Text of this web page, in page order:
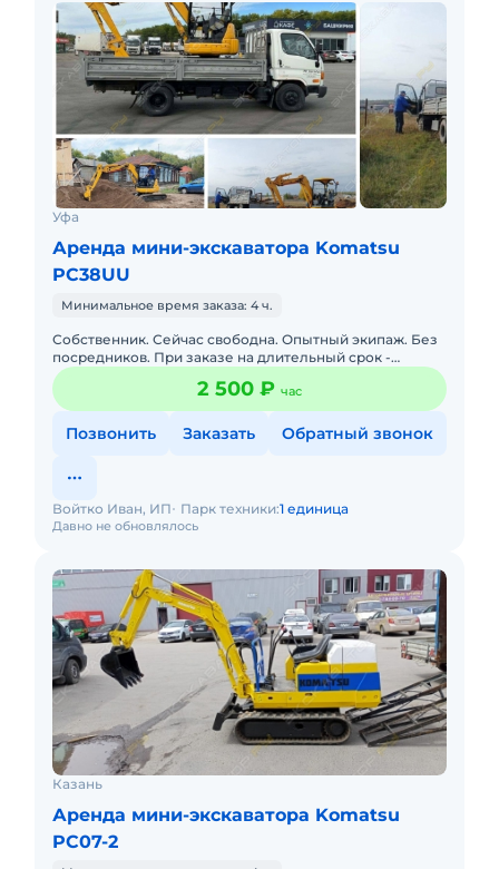
Уфа
Аренда мини-экскаватора Komatsu
PC38UU
Минимальное время заказа: 4 ч.
Собственник. Сейчас свободна. Опытный экипаж. Без
посредников. При заказе на длительный срок -
скидки. Подача в день заказа. Долгосрочная аренда.
Наличный и без
2 500 ₽ час
Позвонить Заказать Обратный звонок
Давно не обновлялось
Войтко Иван, ИП Парк техники:1 единица
Казань
Аренда мини-экскаватора Komatsu
PC07-2